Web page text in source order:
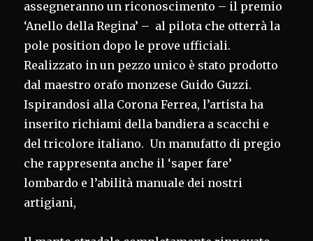
assegneranno un riconoscimento – il premio
‘Anello della Regina’ – al pilota che otterrà la
pole position dopo le prove ufficiali.
Realizzato in un pezzo unico è stato prodotto
dal maestro orafo monzese Guido Guzzi.
Ispirandosi alla Corona Ferrea, l’artista ha
inserito richiami della bandiera a scacchi e
del tricolore italiano. Un manufatto di pregio
che rappresenta anche il ‘saper fare’
lombardo e l’abilità manuale dei nostri
artigiani,